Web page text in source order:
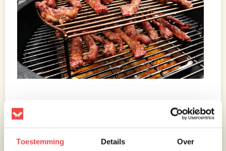
Toestemming Details Over
Plaats 2 aluminium bakjes onder het vlees